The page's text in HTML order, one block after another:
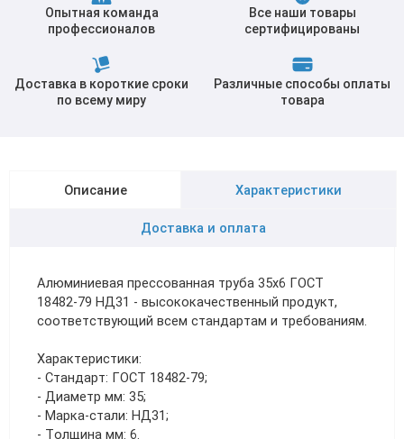
Опытная команда
профессионалов
Все наши товары
сертифицированы
Доставка в короткие сроки
по всему миру
Различные способы оплаты
товара
Описание Характеристики
Доставка и оплата
Алюминиевая прессованная труба 35х6 ГОСТ
18482-79 НД31 - высококачественный продукт,
соответствующий всем стандартам и требованиям.
Характеристики:
- Стандарт: ГОСТ 18482-79;
- Диаметр мм: 35;
- Марка-стали: НД31;
- Толщина мм: 6.